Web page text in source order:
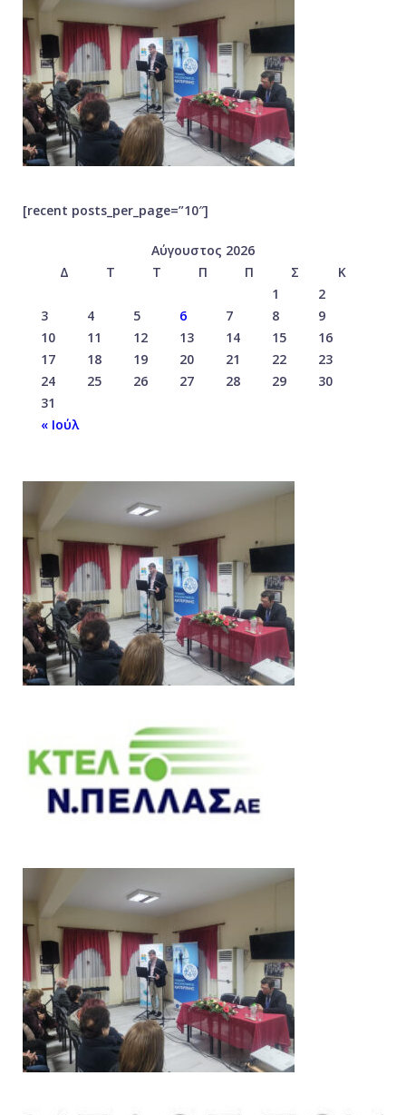
[recent posts_per_page=”10″]
Αύγουστος 2026
Δ
Τ Τ Π Π Σ
Κ
1
2
3
4 5 6 7 8
9
10
11 12 13 14 15
16
17
18 19 20 21 22
23
24
25 26 27 28 29
30
31
« Ιούλ